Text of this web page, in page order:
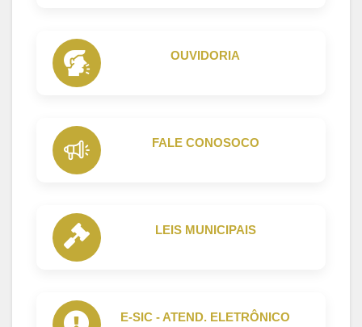
OUVIDORIA
FALE CONOSOCO
LEIS MUNICIPAIS
E-SIC - ATEND. ELETRÔNICO